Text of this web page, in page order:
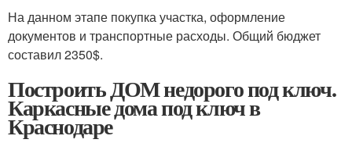
На данном этапе покупка участка, оформление
документов и транспортные расходы. Общий бюджет
составил 2350$.
Построить ДОМ недорого под ключ.
Каркасные дома под ключ в
Краснодаре